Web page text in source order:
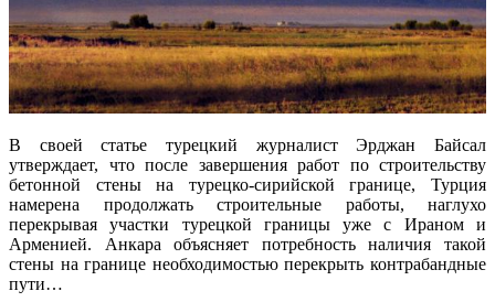
В своей статье турецкий журналист Эрджан Байсал
утверждает, что после завершения работ по строительству
бетонной стены на турецко-сирийской границе, Турция
намерена продолжать строительные работы, наглухо
перекрывая участки турецкой границы уже с Ираном и
Арменией. Анкара объясняет потребность наличия такой
стены на границе необходимостью перекрыть контрабандные
пути…